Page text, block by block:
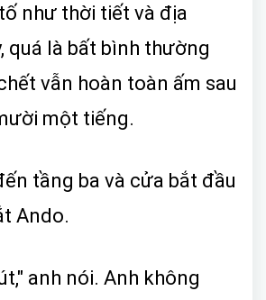
như thời tiết và địa
quá là bất bình thường
vẫn hoàn toàn ấm sau
một tiếng.
tầng ba và cửa bắt đầu
Ando.
anh nói. Anh không